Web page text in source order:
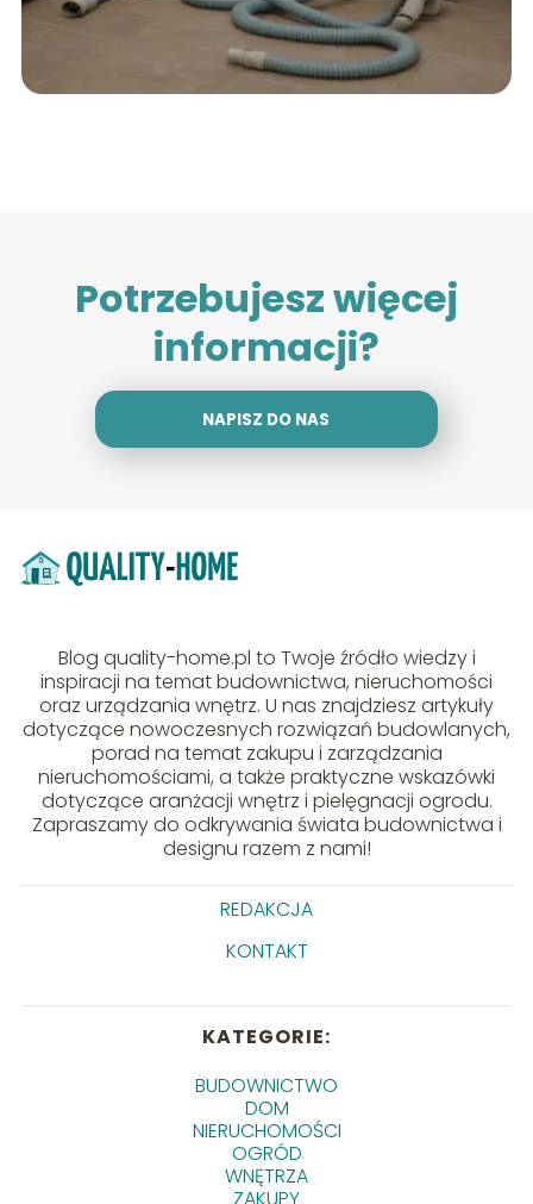
Potrzebujesz więcej
informacji?
NAPISZ DO NAS
Blog quality-home.pl to Twoje źródło wiedzy i
inspiracji na temat budownictwa, nieruchomości
oraz urządzania wnętrz. U nas znajdziesz artykuły
dotyczące nowoczesnych rozwiązań budowlanych,
porad na temat zakupu i zarządzania
nieruchomościami, a także praktyczne wskazówki
dotyczące aranżacji wnętrz i pielęgnacji ogrodu.
Zapraszamy do odkrywania świata budownictwa i
designu razem z nami!
REDAKCJA
KONTAKT
KATEGORIE:
BUDOWNICTWO
DOM
NIERUCHOMOŚCI
OGRÓD
WNĘTRZA